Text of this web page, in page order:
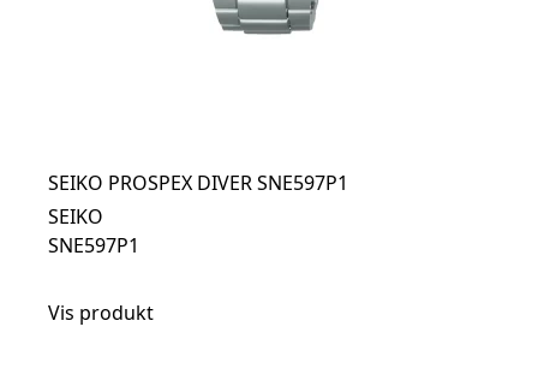
SEIKO PROSPEX DIVER SNE597P1
SEIKO
SNE597P1
Vis produkt